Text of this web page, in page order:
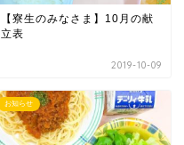
【寮生のみなさま】10月の献
立表
2019-10-09
お知らせ